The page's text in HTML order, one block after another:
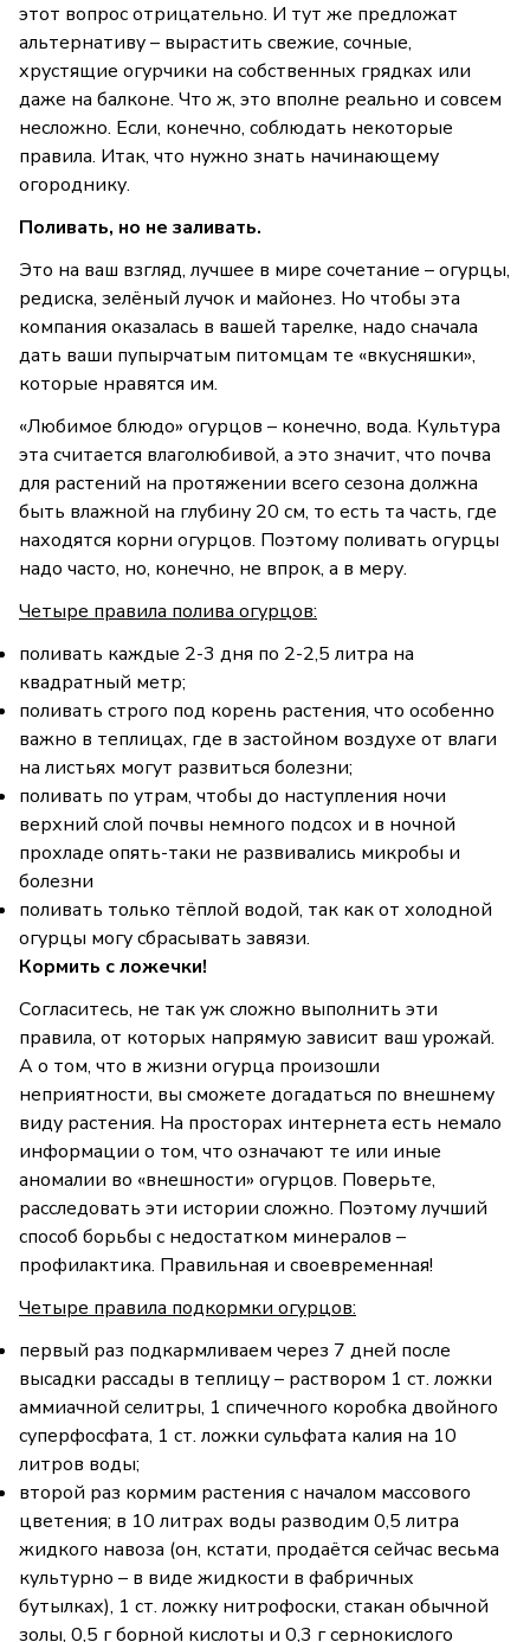
этот вопрос отрицательно. И тут же предложат
альтернативу – вырастить свежие, сочные,
хрустящие огурчики на собственных грядках или
даже на балконе. Что ж, это вполне реально и совсем
несложно. Если, конечно, соблюдать некоторые
правила. Итак, что нужно знать начинающему
огороднику.
Поливать, но не заливать.
Это на ваш взгляд, лучшее в мире сочетание – огурцы,
редиска, зелёный лучок и майонез. Но чтобы эта
компания оказалась в вашей тарелке, надо сначала
дать ваши пупырчатым питомцам те «вкусняшки»,
которые нравятся им.
«Любимое блюдо» огурцов – конечно, вода. Культура
эта считается влаголюбивой, а это значит, что почва
для растений на протяжении всего сезона должна
быть влажной на глубину 20 см, то есть та часть, где
находятся корни огурцов. Поэтому поливать огурцы
надо часто, но, конечно, не впрок, а в меру.
Четыре правила полива огурцов:
поливать каждые 2-3 дня по 2-2,5 литра на
квадратный метр;
поливать строго под корень растения, что особенно
важно в теплицах, где в застойном воздухе от влаги
на листьях могут развиться болезни;
поливать по утрам, чтобы до наступления ночи
верхний слой почвы немного подсох и в ночной
прохладе опять-таки не развивались микробы и
болезни
поливать только тёплой водой, так как от холодной
огурцы могу сбрасывать завязи.
Кормить с ложечки!
Согласитесь, не так уж сложно выполнить эти
правила, от которых напрямую зависит ваш урожай.
А о том, что в жизни огурца произошли
неприятности, вы сможете догадаться по внешнему
виду растения. На просторах интернета есть немало
информации о том, что означают те или иные
аномалии во «внешности» огурцов. Поверьте,
расследовать эти истории сложно. Поэтому лучший
способ борьбы с недостатком минералов –
профилактика. Правильная и своевременная!
Четыре правила подкормки огурцов:
первый раз подкармливаем через 7 дней после
высадки рассады в теплицу – раствором 1 ст. ложки
аммиачной селитры, 1 спичечного коробка двойного
суперфосфата, 1 ст. ложки сульфата калия на 10
литров воды;
второй раз кормим растения с началом массового
цветения; в 10 литрах воды разводим 0,5 литра
жидкого навоза (он, кстати, продаётся сейчас весьма
культурно – в виде жидкости в фабричных
бутылках), 1 ст. ложку нитрофоски, стакан обычной
золы, 0,5 г борной кислоты и 0,3 г сернокислого